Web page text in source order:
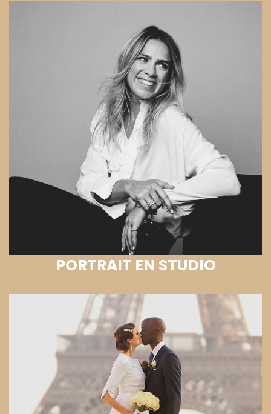
PORTRAIT EN STUDIO